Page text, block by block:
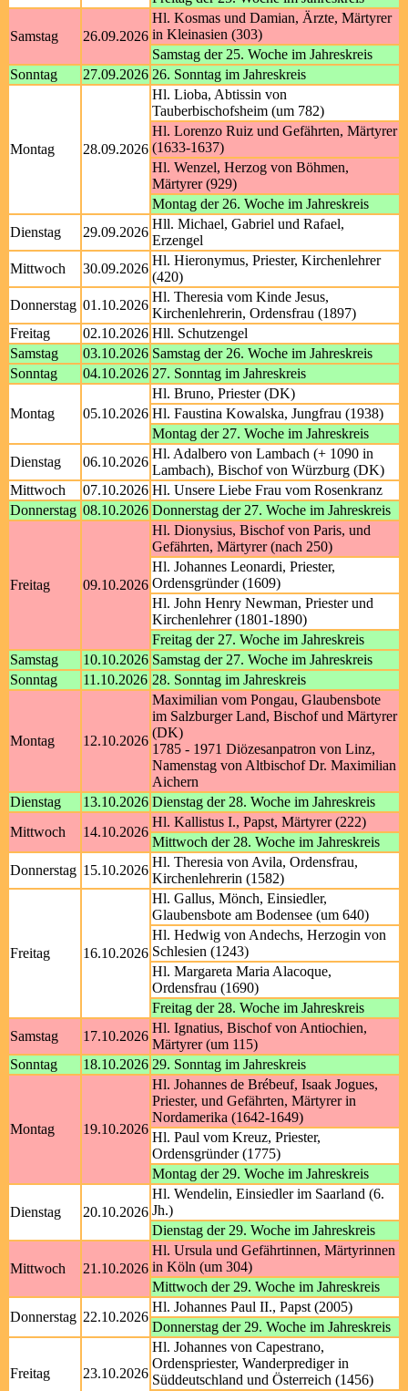
Samstag 26.09.2026
Hl. Kosmas und Damian, Ärzte, Märtyrer
in Kleinasien (303)
Samstag der 25. Woche im Jahreskreis
Sonntag
27.09.2026 26. Sonntag im Jahreskreis
Montag 28.09.2026
Hl. Lioba, Abtissin von
Tauberbischofsheim (um 782)
Hl. Lorenzo Ruiz und Gefährten, Märtyrer
(1633-1637)
Hl. Wenzel, Herzog von Böhmen,
Märtyrer (929)
Montag der 26. Woche im Jahreskreis
Dienstag
29.09.2026
Hll. Michael, Gabriel und Rafael,
Erzengel
Mittwoch
30.09.2026
Hl. Hieronymus, Priester, Kirchenlehrer
(420)
Donnerstag 01.10.2026
Hl. Theresia vom Kinde Jesus,
Kirchenlehrerin, Ordensfrau (1897)
Freitag
02.10.2026 Hll. Schutzengel
Samstag
03.10.2026 Samstag der 26. Woche im Jahreskreis
Sonntag
04.10.2026 27. Sonntag im Jahreskreis
Montag 05.10.2026
Hl. Bruno, Priester (DK)
Hl. Faustina Kowalska, Jungfrau (1938)
Montag der 27. Woche im Jahreskreis
Dienstag
06.10.2026
Hl. Adalbero von Lambach (+ 1090 in
Lambach), Bischof von Würzburg (DK)
Mittwoch
07.10.2026 Hl. Unsere Liebe Frau vom Rosenkranz
Donnerstag 08.10.2026 Donnerstag der 27. Woche im Jahreskreis
Freitag 09.10.2026
Hl. Dionysius, Bischof von Paris, und
Gefährten, Märtyrer (nach 250)
Hl. Johannes Leonardi, Priester,
Ordensgründer (1609)
Hl. John Henry Newman, Priester und
Kirchenlehrer (1801-1890)
Freitag der 27. Woche im Jahreskreis
Samstag
10.10.2026 Samstag der 27. Woche im Jahreskreis
Sonntag
11.10.2026 28. Sonntag im Jahreskreis
Montag 12.10.2026
Maximilian vom Pongau, Glaubensbote
im Salzburger Land, Bischof und Märtyrer
(DK)
1785 - 1971 Diözesanpatron von Linz,
Namenstag von Altbischof Dr. Maximilian
Aichern
Dienstag
13.10.2026 Dienstag der 28. Woche im Jahreskreis
Mittwoch
14.10.2026
Hl. Kallistus I., Papst, Märtyrer (222)
Mittwoch der 28. Woche im Jahreskreis
Donnerstag 15.10.2026
Hl. Theresia von Avila, Ordensfrau,
Kirchenlehrerin (1582)
Freitag 16.10.2026
Hl. Gallus, Mönch, Einsiedler,
Glaubensbote am Bodensee (um 640)
Hl. Hedwig von Andechs, Herzogin von
Schlesien (1243)
Hl. Margareta Maria Alacoque,
Ordensfrau (1690)
Freitag der 28. Woche im Jahreskreis
Samstag
17.10.2026
Hl. Ignatius, Bischof von Antiochien,
Märtyrer (um 115)
Sonntag
18.10.2026 29. Sonntag im Jahreskreis
Montag 19.10.2026
Hl. Johannes de Brébeuf, Isaak Jogues,
Priester, und Gefährten, Märtyrer in
Nordamerika (1642-1649)
Hl. Paul vom Kreuz, Priester,
Ordensgründer (1775)
Montag der 29. Woche im Jahreskreis
Dienstag 20.10.2026
Hl. Wendelin, Einsiedler im Saarland (6.
Jh.)
Dienstag der 29. Woche im Jahreskreis
Mittwoch 21.10.2026
Hl. Ursula und Gefährtinnen, Märtyrinnen
in Köln (um 304)
Mittwoch der 29. Woche im Jahreskreis
Donnerstag 22.10.2026
Hl. Johannes Paul II., Papst (2005)
Donnerstag der 29. Woche im Jahreskreis
Freitag 23.10.2026
Hl. Johannes von Capestrano,
Ordenspriester, Wanderprediger in
Süddeutschland und Österreich (1456)